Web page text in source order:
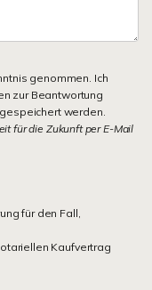
genommen. Ich
zur Beantwortung
werden.
für die Zukunft per E-Mail
für den Fall,
Kaufvertrag